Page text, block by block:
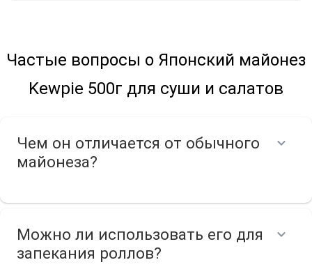
Частые вопросы о Японский майонез
Kewpie 500г для суши и салатов
Чем он отличается от обычного
майонеза?
Можно ли использовать его для
запекания роллов?